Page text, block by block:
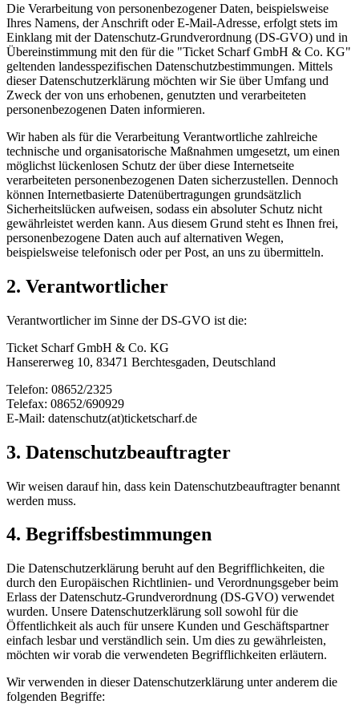
Die Verarbeitung von personenbezogener Daten, beispielsweise
Ihres Namens, der Anschrift oder E-Mail-Adresse, erfolgt stets im
Einklang mit der Datenschutz-Grundverordnung (DS-GVO) und in
Übereinstimmung mit den für die "Ticket Scharf GmbH & Co. KG"
geltenden landesspezifischen Datenschutzbestimmungen. Mittels
dieser Datenschutzerklärung möchten wir Sie über Umfang und
Zweck der von uns erhobenen, genutzten und verarbeiteten
personenbezogenen Daten informieren.
Wir haben als für die Verarbeitung Verantwortliche zahlreiche
technische und organisatorische Maßnahmen umgesetzt, um einen
möglichst lückenlosen Schutz der über diese Internetseite
verarbeiteten personenbezogenen Daten sicherzustellen. Dennoch
können Internetbasierte Datenübertragungen grundsätzlich
Sicherheitslücken aufweisen, sodass ein absoluter Schutz nicht
gewährleistet werden kann. Aus diesem Grund steht es Ihnen frei,
personenbezogene Daten auch auf alternativen Wegen,
beispielsweise telefonisch oder per Post, an uns zu übermitteln.
2. Verantwortlicher
Verantwortlicher im Sinne der DS-GVO ist die:
Ticket Scharf GmbH & Co. KG
Hansererweg 10, 83471 Berchtesgaden, Deutschland
Telefon: 08652/2325
Telefax: 08652/690929
E-Mail: datenschutz(at)ticketscharf.de
3. Datenschutzbeauftragter
Wir weisen darauf hin, dass kein Datenschutzbeauftragter benannt
werden muss.
4. Begriffsbestimmungen
Die Datenschutzerklärung beruht auf den Begrifflichkeiten, die
durch den Europäischen Richtlinien- und Verordnungsgeber beim
Erlass der Datenschutz-Grundverordnung (DS-GVO) verwendet
wurden. Unsere Datenschutzerklärung soll sowohl für die
Öffentlichkeit als auch für unsere Kunden und Geschäftspartner
einfach lesbar und verständlich sein. Um dies zu gewährleisten,
möchten wir vorab die verwendeten Begrifflichkeiten erläutern.
Wir verwenden in dieser Datenschutzerklärung unter anderem die
folgenden Begriffe: